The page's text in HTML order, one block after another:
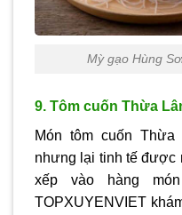
Mỳ gạo Hùng
9. Tôm cuốn Thừa
Món tôm cuốn
nhưng lại tinh tế được
xếp vào hàng
TOPXUYENVIET